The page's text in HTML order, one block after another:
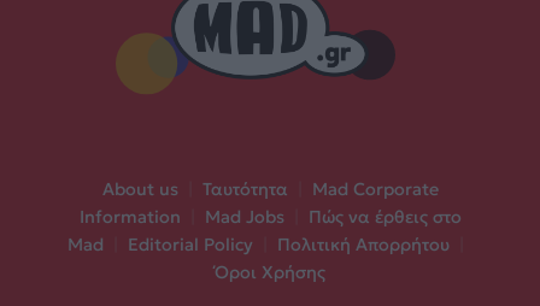
About us Ταυτότητα
Mad Corporate
Information
Mad Jobs
Πώς να έρθεις στο
Mad
Editorial Policy Πολιτική Απορρήτου
Όροι Χρήσης